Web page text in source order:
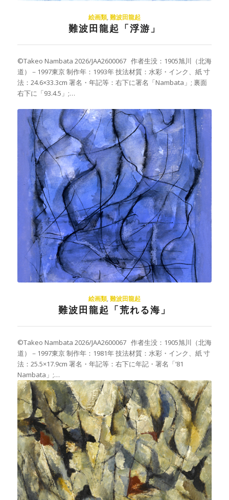
絵画類,難波田龍起
難波田龍起「浮游」
©Takeo Nambata 2026/JAA2600067 作者生没：1905旭川（北海
道）－1997東京 制作年：1993年 技法材質：水彩・インク、紙 寸
法：24.6×33.3cm 署名・年記等：右下に署名「Nambata」; 裏面
右下に「93.4.5」;…
絵画類, 難波田龍起
難波田龍起「荒れる海」
©Takeo Nambata 2026/JAA2600067 作者生没：1905旭川（北海
道）－1997東京 制作年：1981年 技法材質：水彩・インク、紙 寸
法：25.5×17.9cm 署名・年記等：右下に年記・署名「’81
Nambata」;…